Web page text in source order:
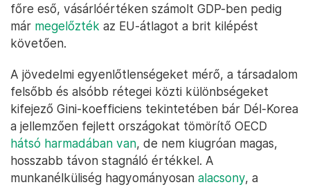
főre eső, vásárlóértéken számolt GDP-ben pedig
már megelőzték az EU-átlagot a brit kilépést
követően.
A jövedelmi egyenlőtlenségeket mérő, a társadalom
felsőbb és alsóbb rétegei közti különbségeket
kifejező Gini-koefficiens tekintetében bár Dél-Korea
a jellemzően fejlett országokat tömörítő OECD
hátsó harmadában van, de nem kiugróan magas,
hosszabb távon stagnáló értékkel. A
munkanélküliség hagyományosan alacsony, a